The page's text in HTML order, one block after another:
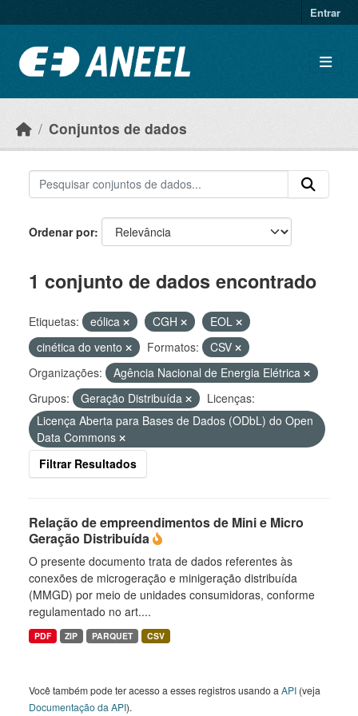
Entrar
Conjuntos de dados
Ordenar por
1 conjunto de dados encontrado
Etiquetas: eólica CGH
EOL
cinética do vento
Formatos:
CSV
Organizações:
Agência Nacional de Energia Elétrica
Grupos:
Geração Distribuída
Licenças:
Licença Aberta para Bases de Dados (ODbL) do Open
Data Commons
Filtrar Resultados
Relação de empreendimentos de Mini e Micro
Geração Distribuída
O presente documento trata de dados referentes às
conexões de microgeração e minigeração distribuída
(MMGD) por meio de unidades consumidoras, conforme
regulamentado no art....
PDF ZIP PARQUET CSV
Você também pode ter acesso a esses registros usando a API (veja
Documentação da API).